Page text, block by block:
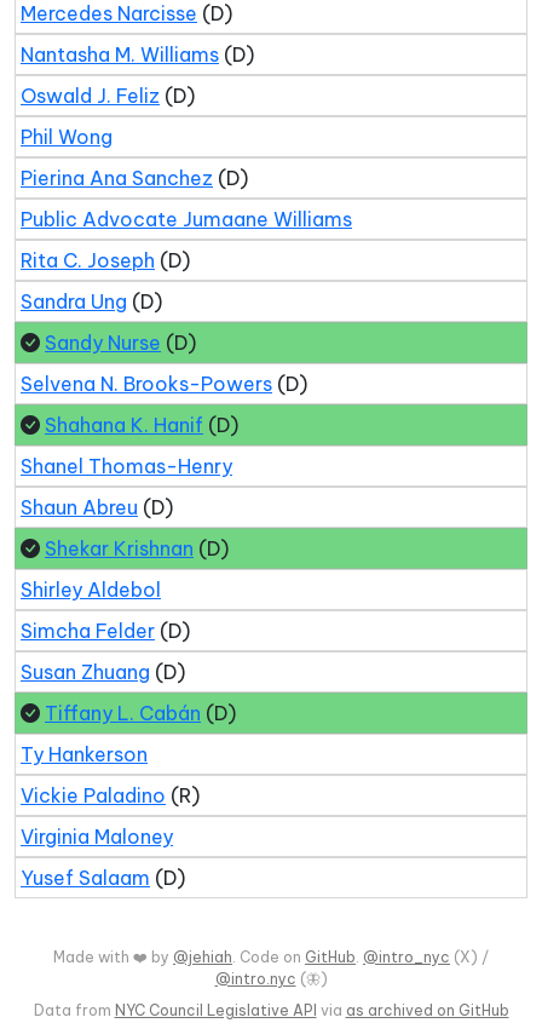
Mercedes Narcisse (D)
Nantasha M. Williams (D)
Oswald J. Feliz (D)
Phil Wong
Pierina Ana Sanchez (D)
Public Advocate Jumaane Williams
Rita C. Joseph (D)
Sandra Ung (D)
Sandy Nurse (D)
Selvena N. Brooks-Powers (D)
Shahana K. Hanif (D)
Shanel Thomas-Henry
Shaun Abreu (D)
Shekar Krishnan (D)
Shirley Aldebol
Simcha Felder (D)
Susan Zhuang (D)
Tiffany L. Cabán (D)
Ty Hankerson
Vickie Paladino (R)
Virginia Maloney
Yusef Salaam (D)
Made with ❤️ by @jehiah. Code on GitHub. @intro_nyc (X) /
@intro.nyc (🦋)
Data from NYC Council Legislative API via as archived on GitHub